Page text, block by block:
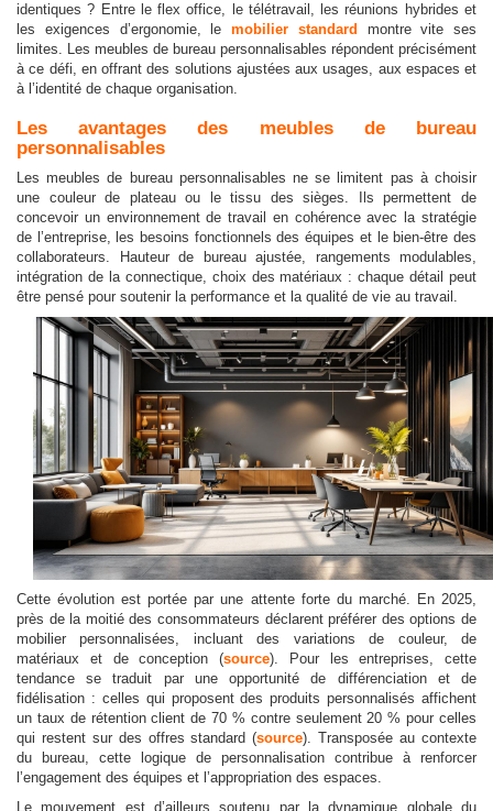
identiques ? Entre le flex office, le télétravail, les réunions hybrides et
les exigences d’ergonomie, le mobilier standard
montre vite ses
limites. Les meubles de bureau personnalisables répondent précisément
à ce défi, en offrant des solutions ajustées aux usages, aux espaces et
à l’identité de chaque organisation.
Les avantages des meubles de bureau
personnalisables
Les meubles de bureau personnalisables ne se limitent pas à choisir
une couleur de plateau ou le tissu des sièges. Ils permettent de
concevoir un environnement de travail en cohérence avec la stratégie
de l’entreprise, les besoins fonctionnels des équipes et le bien-être des
collaborateurs. Hauteur de bureau ajustée, rangements modulables,
intégration de la connectique, choix des matériaux : chaque détail peut
être pensé pour soutenir la performance et la qualité de vie au travail.
Cette évolution est portée par une attente forte du marché. En 2025,
près de la moitié des consommateurs déclarent préférer des options de
mobilier personnalisées, incluant des variations de couleur, de
matériaux et de conception (source). Pour les entreprises, cette
tendance se traduit par une opportunité de différenciation et de
fidélisation : celles qui proposent des produits personnalisés affichent
un taux de rétention client de 70 % contre seulement 20 % pour celles
qui restent sur des offres standard (source). Transposée au contexte
du bureau, cette logique de personnalisation contribue à renforcer
l’engagement des équipes et l’appropriation des espaces.
Le mouvement est d’ailleurs soutenu par la dynamique globale du